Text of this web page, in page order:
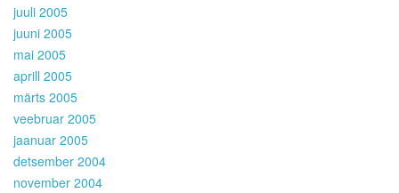
juuli 2005
juuni 2005
mai 2005
aprill 2005
märts 2005
veebruar 2005
jaanuar 2005
detsember 2004
november 2004